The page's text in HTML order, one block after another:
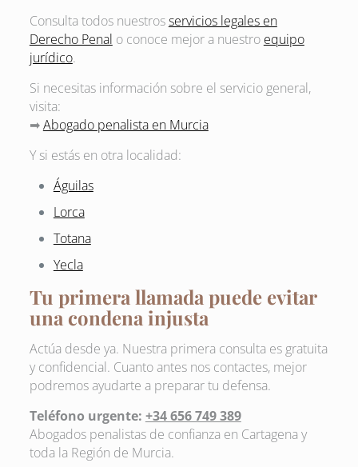
Consulta todos nuestrosservicios legales en
Derecho Penal o conoce mejor a nuestro equipo
jurídico.
Si necesitas información sobre el servicio general,
visita:
➡Abogado penalista en Murcia
Y si estás en otra localidad:
Águilas
Lorca
Totana
Yecla
Tu primera llamada puede evitar
una condena injusta
Actúa desde ya. Nuestra primera consulta es gratuita
y confidencial. Cuanto antes nos contactes, mejor
podremos ayudarte a preparar tu defensa.
Teléfono urgente: +34 656 749 389
Abogados penalistas de confianza en Cartagena y
toda la Región de Murcia.